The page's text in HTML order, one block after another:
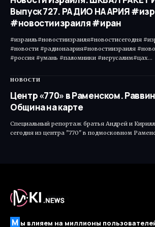
Выпуск 727. РАДИО НААРИЯ
#новостиизраиля #иран
#израиль#новостиизраиля#новостисегодня
#новости #радионаария#новостиизраиля
#россия #умань #паломники #иерусалим#цах...
НОВОСТИ
Центр «770» в Раменском.
Община на карте
Специальный репортаж братья Андрей и
сегодня из центра "770" в подмосковном
М ы влияем на миллионы